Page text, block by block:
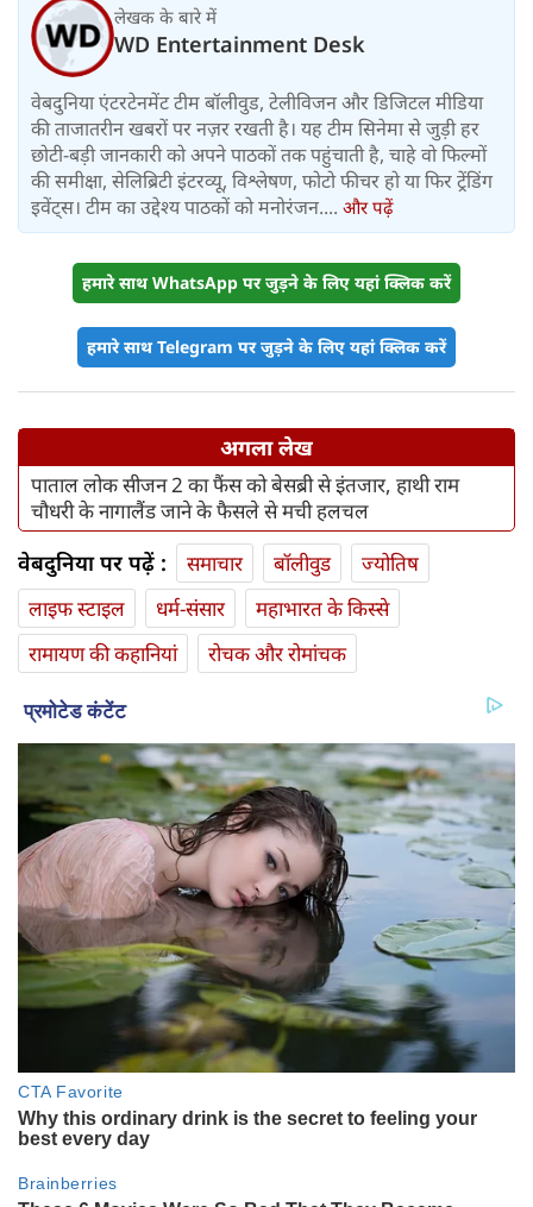
लेखक के बारे में
WD Entertainment Desk
वेबदुनिया एंटरटेनमेंट टीम बॉलीवुड, टेलीविजन और डिजिटल मीडिया
की ताजातरीन खबरों पर नज़र रखती है। यह टीम सिनेमा से जुड़ी हर
छोटी-बड़ी जानकारी को अपने पाठकों तक पहुंचाती है, चाहे वो फिल्मों
की समीक्षा, सेलिब्रिटी इंटरव्यू, विश्लेषण, फोटो फीचर हो या फिर ट्रेंडिंग
इवेंट्स। टीम का उद्देश्य पाठकों को मनोरंजन.... और पढ़ें
हमारे साथ WhatsApp पर जुड़ने के लिए यहां क्लिक करें
हमारे साथ Telegram पर जुड़ने के लिए यहां क्लिक करें
अगला लेख
पाताल लोक सीजन 2 का फैंस को बेसब्री से इंतजार, हाथी राम
चौधरी के नागालैंड जाने के फैसले से मची हलचल
वेबदुनिया पर पढ़ें : समाचार बॉलीवुड
ज्योतिष
लाइफ स्‍टाइल
धर्म-संसार
महाभारत के किस्से
रामायण की कहानियां
रोचक और रोमांचक